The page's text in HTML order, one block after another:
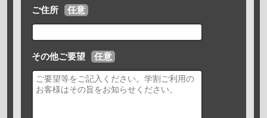
ご住所 任意
その他ご要望 任意